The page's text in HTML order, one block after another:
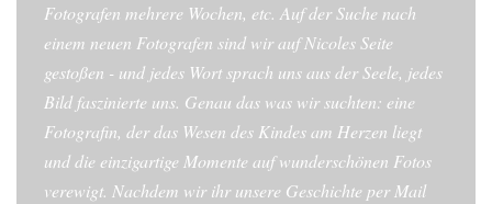
Fotografen mehrere Wochen, etc. Auf der Suche nach
einem neuen Fotografen sind wir auf Nicoles Seite
gestoßen - und jedes Wort sprach uns aus der Seele, jedes
Bild faszinierte uns. Genau das was wir suchten: eine
Fotografin, der das Wesen des Kindes am Herzen liegt
und die einzigartige Momente auf wunderschönen Fotos
verewigt. Nachdem wir ihr unsere Geschichte per Mail